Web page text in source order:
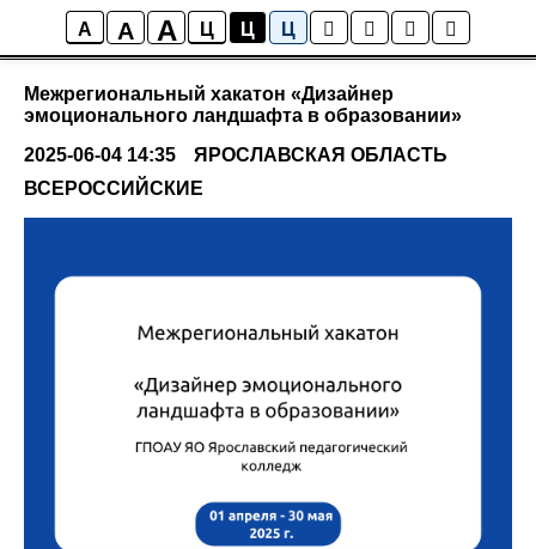
A A A Ц Ц Ц
Мероприятия
Межрегиональный хакатон «Дизайнер
эмоционального ландшафта в образовании»
2025-06-04 14:35
ЯРОСЛАВСКАЯ ОБЛАСТЬ
ВСЕРОССИЙСКИЕ